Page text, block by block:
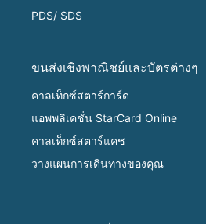
PDS/ SDS
ขนส่งเชิงพาณิชย์และบัตรต่างๆ
คาลเท็กซ์สตาร์การ์ด
แอพพลิเคชั่น StarCard Online
คาลเท็กซ์สตาร์แคช
วางแผนการเดินทางของคุณ